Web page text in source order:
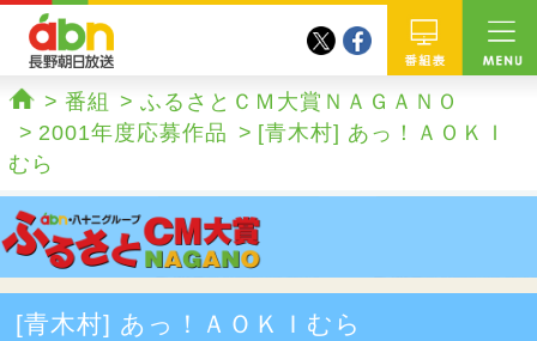
twitterfacebook
ホーム
番組
ふるさとＣＭ大賞ＮＡＧＡＮＯ
2001年度応募作品
[青木村] あっ！ＡＯＫＩ
むら
[青木村] あっ！ＡＯＫＩむら